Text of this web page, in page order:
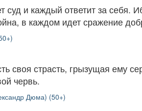
суд и каждый ответит за себя.
в каждом идет сражение
своя страсть, грызущая ему
червь.
Дюма) (50+)